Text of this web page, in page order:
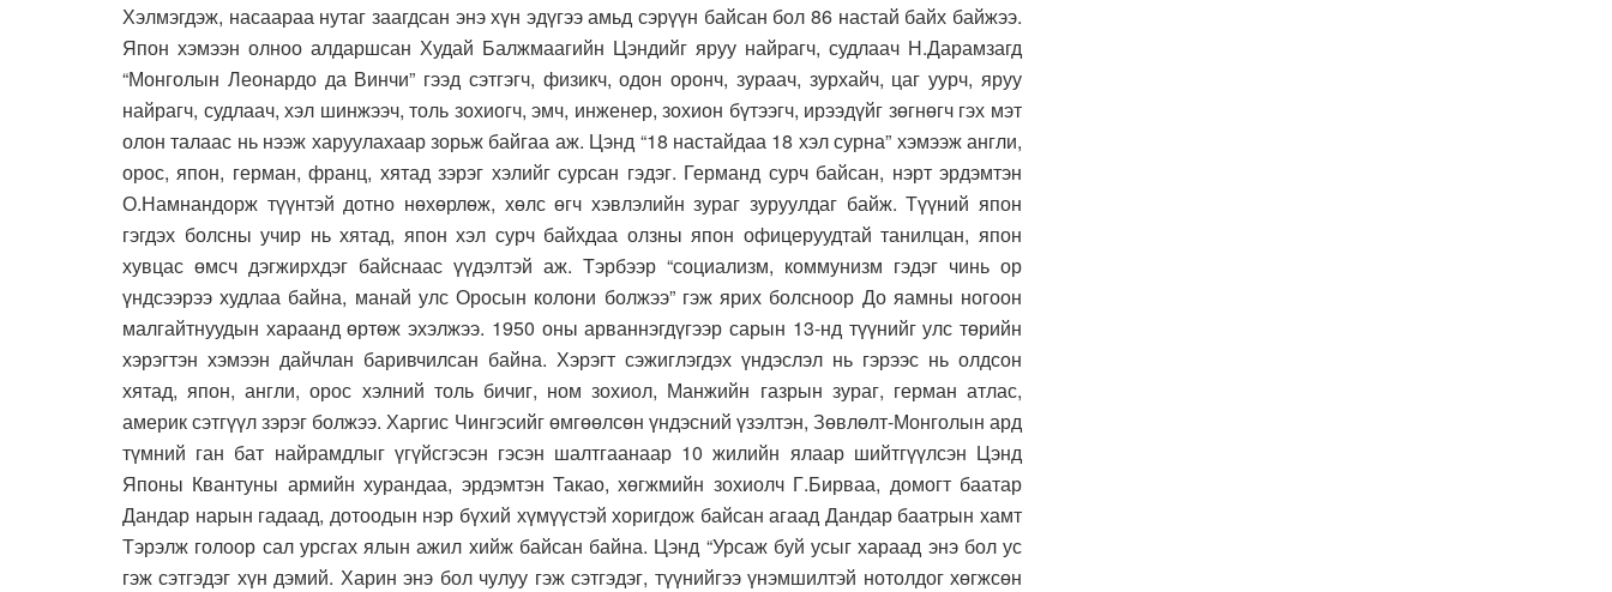
Хэлмэгдэж, насаараа нутаг заагдсан энэ хүн эдүгээ амьд сэрүүн байсан бол 86 настай байх байжээ.
Япон хэмээн олноо алдаршсан Худай Балжмаагийн Цэндийг яруу найрагч, судлаач Н.Дарамзагд
“Монголын Леонардо да Винчи” гээд сэтгэгч, физикч, одон оронч, зураач, зурхайч, цаг уурч, яруу
найрагч, судлаач, хэл шинжээч, толь зохиогч, эмч, инженер, зохион бүтээгч, ирээдүйг зөгнөгч гэх мэт
олон талаас нь нээж харуулахаар зорьж байгаа аж. Цэнд “18 настайдаа 18 хэл сурна” хэмээж англи,
орос, япон, герман, франц, хятад зэрэг хэлийг сурсан гэдэг. Германд сурч байсан, нэрт эрдэмтэн
О.Намнандорж түүнтэй дотно нөхөрлөж, хөлс өгч хэвлэлийн зураг зуруулдаг байж. Түүний япон
гэгдэх болсны учир нь хятад, япон хэл сурч байхдаа олзны япон офицеруудтай танилцан, япон
хувцас өмсч дэгжирхдэг байснаас үүдэлтэй аж. Тэрбээр “социализм, коммунизм гэдэг чинь ор
үндсээрээ худлаа байна, манай улс Оросын колони болжээ” гэж ярих болсноор До яамны ногоон
малгайтнуудын хараанд өртөж эхэлжээ. 1950 оны арваннэгдүгээр сарын 13-нд түүнийг улс төрийн
хэрэгтэн хэмээн дайчлан баривчилсан байна. Хэрэгт сэжиглэгдэх үндэслэл нь гэрээс нь олдсон
хятад, япон, англи, орос хэлний толь бичиг, ном зохиол, Манжийн газрын зураг, герман атлас,
америк сэтгүүл зэрэг болжээ. Харгис Чингэсийг өмгөөлсөн үндэсний үзэлтэн, Зөвлөлт-Монголын ард
түмний ган бат найрамдлыг үгүйсгэсэн гэсэн шалтгаанаар 10 жилийн ялаар шийтгүүлсэн Цэнд
Японы Квантуны армийн хурандаа, эрдэмтэн Такао, хөгжмийн зохиолч Г.Бирваа, домогт баатар
Дандар нарын гадаад, дотоодын нэр бүхий хүмүүстэй хоригдож байсан агаад Дандар баатрын хамт
Тэрэлж голоор сал урсгах ялын ажил хийж байсан байна. Цэнд “Урсаж буй усыг хараад энэ бол ус
гэж сэтгэдэг хүн дэмий. Харин энэ бол чулуу гэж сэтгэдэг, түүнийгээ үнэмшилтэй нотолдог хөгжсөн